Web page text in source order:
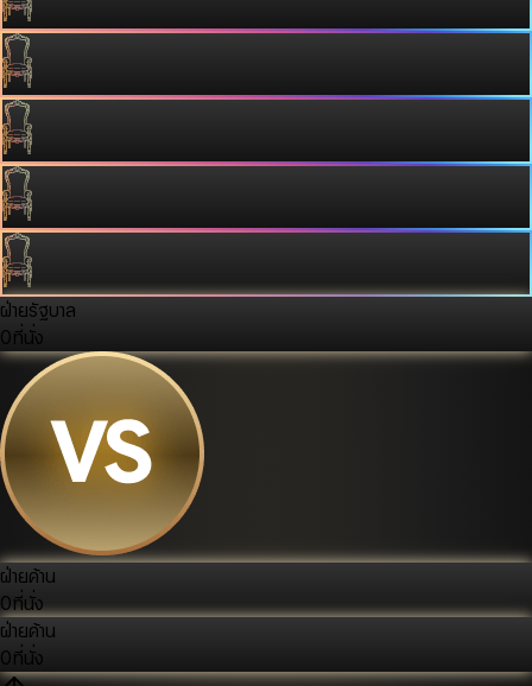
ฝ่ายรัฐบาล
0ที่นั่ง
ฝ่ายค้าน
0ที่นั่ง
ฝ่ายค้าน
0ที่นั่ง